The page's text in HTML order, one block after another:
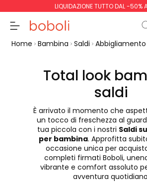
LIQUIDAZIONE TUTTO DAL -50%
Totale
Continua
Home Bambina Saldi Abbigliamento
Total look
saldi
È arrivato il momento che
un tocco di freschezza al
tua piccola con i nostri Saldi
per bambina. Approfitta
occasione unica per
completi firmati Boboli,
vibrante e comfort assoluto
avventura